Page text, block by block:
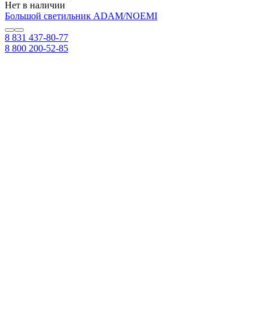
Нет в наличии
Большой светильник ADAM/NOEMI
8 831 437-80-77
8 800 200-52-85